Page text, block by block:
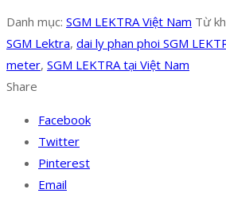
Danh mục: SGM LEKTRA Việt Nam Từ
SGM Lektra, dai ly phan phoi SGM
meter, SGM LEKTRA tại Việt Nam
Share
Facebook
Twitter
Pinterest
Email